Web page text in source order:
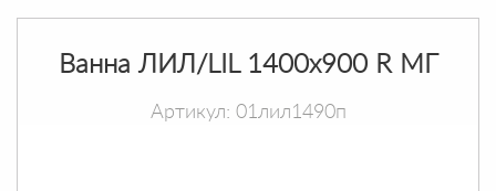
Ванна ЛИЛ/LIL 1400х900 R МГ
Артикул: 01лил1490п